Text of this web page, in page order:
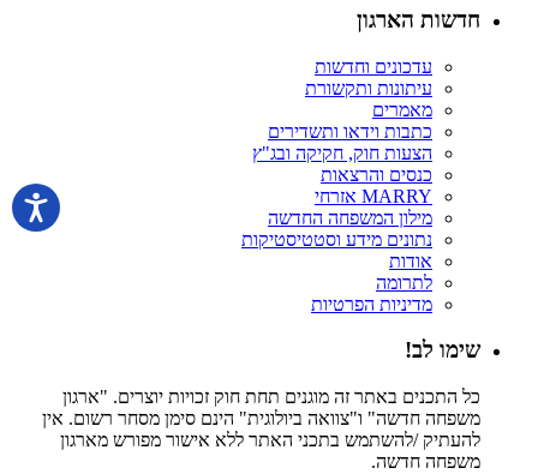
חדשות הארגון
עדכונים וחדשות
עיתונות ותקשורת
מאמרים
כתבות וידאו ותשדירים
הצעות חוק, חקיקה ובג"ץ
כנסים והרצאות
MARRY אזרחי
מילון המשפחה החדשה
נתונים מידע וסטטיסטיקות
אודות
לתרומה
מדיניות הפרטיות
שימו לב!
כל התכנים באתר זה מוגנים תחת חוק זכויות יוצרים. "ארגון
משפחה חדשה" ו"צוואה ביולוגית" הינם סימן מסחר רשום. אין
להעתיק /להשתמש בתכני האתר ללא אישור מפורש מארגון
משפחה חדשה.